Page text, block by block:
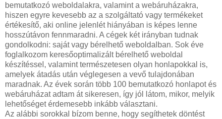
bemutatkozó weboldalakra, valamint a webáruházakra,
hiszen egyre kevesebb az a szolgáltató vagy termékeket
értékesítő, aki online jelenlét hiányában is képes lenne
hosszútávon fennmaradni. A cégek két irányban tudnak
gondolkodni: saját vagy bérelhető weboldalban. Sok éve
foglalkozom keresőoptimalizált bérelhető weboldal
készítéssel, valamint természetesen olyan honlapokkal is,
amelyek átadás után véglegesen a vevő tulajdonában
maradnak. Az évek során több 100 bemutatkozó honlapot és
webáruházat adtam át sikeresen, így jól látom, mikor, melyik
lehetőséget érdemesebb inkább választani.
Az alábbi sorokkal bízom benne, hogy segíthetek döntést